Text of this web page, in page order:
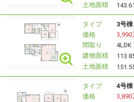
【じっくり見学コース】
◆現地/モデルハウス見学（30分～
◆物件・周辺情報のご説明（15分～
◆資金計画のご相談（15分～）
・・・・・・・約60分
--------------------------------
土地面積
タイプ
3号棟
価格
3,990
間取り
4LDK
建物面積
土地面積
タイプ
4号棟
価格
3,890